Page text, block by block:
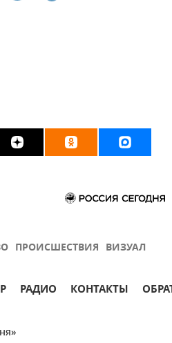
ПРОИСШЕСТВИЯ ВИЗУАЛ
РАДИО КОНТАКТЫ